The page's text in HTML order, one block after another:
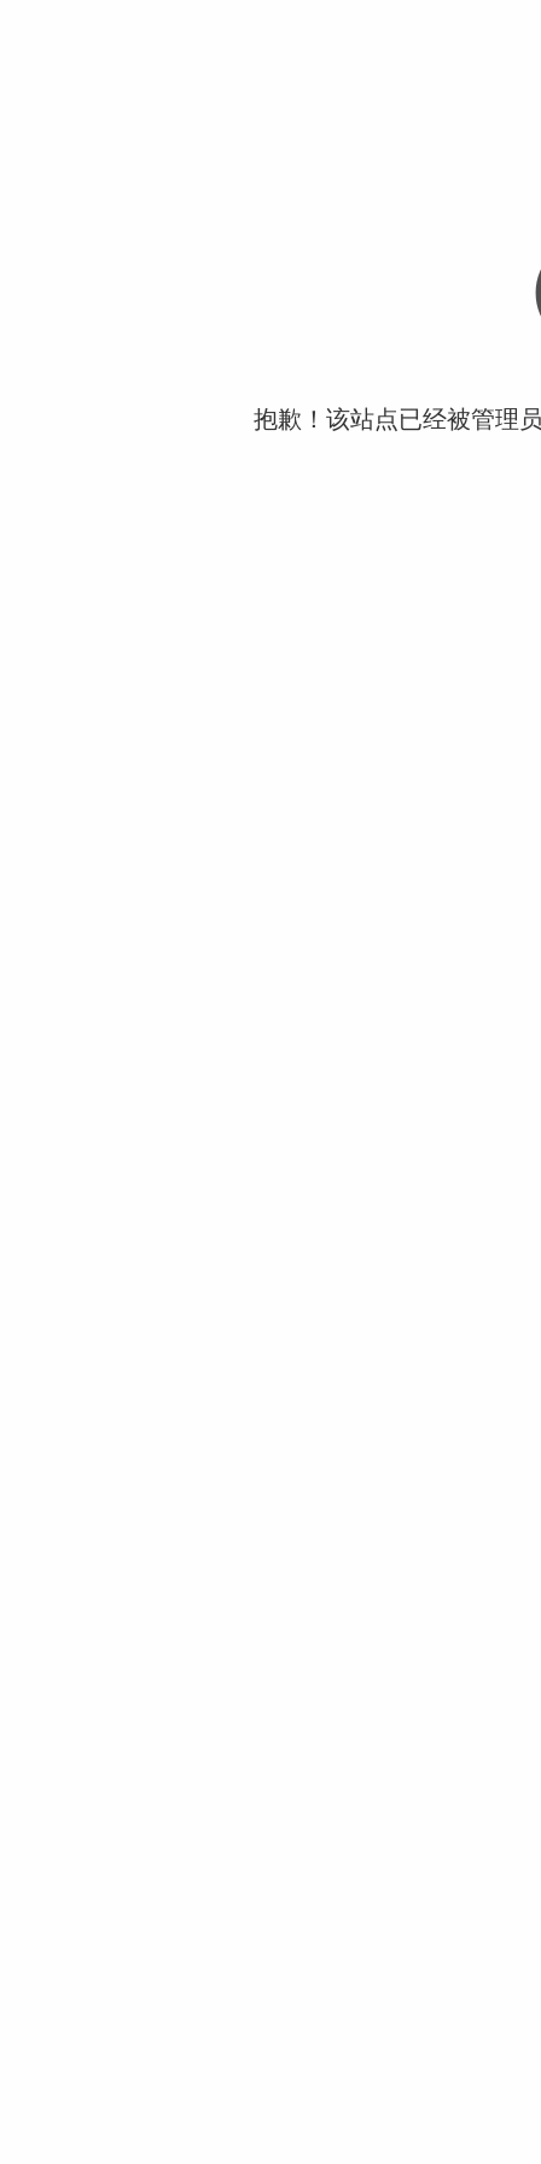
抱歉！该站点已经被管理